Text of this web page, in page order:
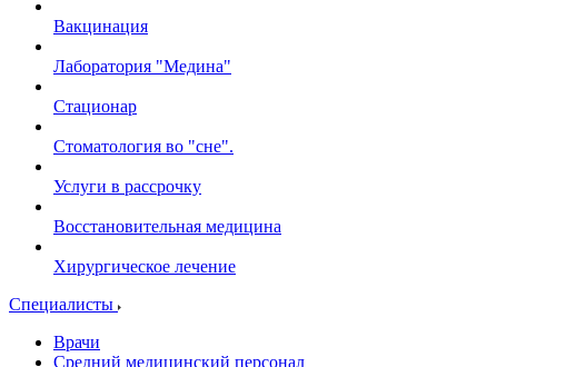
Вакцинация
Лаборатория "Медина"
Стационар
Стоматология во "сне".
Услуги в рассрочку
Восстановительная медицина
Хирургическое лечение
Специалисты
Врачи
Средний медицинский персонал